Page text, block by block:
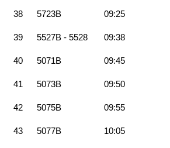
38 5723B 09:25
39 5527B - 5528 09:38
40 5071B 09:45
41 5073B 09:50
42 5075B 09:55
43 5077B 10:05